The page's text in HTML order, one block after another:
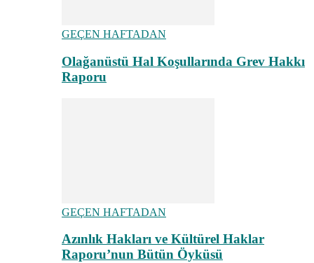
GEÇEN HAFTADAN
Olağanüstü Hal Koşullarında Grev Hakkı
Raporu
GEÇEN HAFTADAN
Azınlık Hakları ve Kültürel Haklar
Raporu’nun Bütün Öyküsü